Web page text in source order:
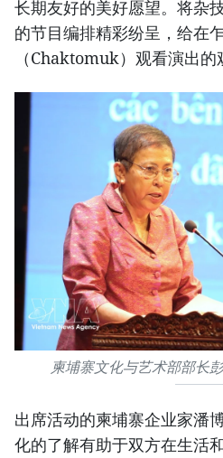
长期友好的美好愿望。将杂
的节目编排精彩纷呈，给在
（Chaktomuk）观看演出的
柬埔寨文化与艺术部部长
出席活动的柬埔寨企业家潘
化的了解有助于双方在生活